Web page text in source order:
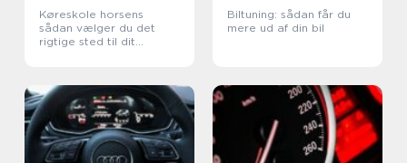
Køreskole horsens
sådan vælger du det
rigtige sted til dit
Biltuning: sådan får du
mere ud af din bil